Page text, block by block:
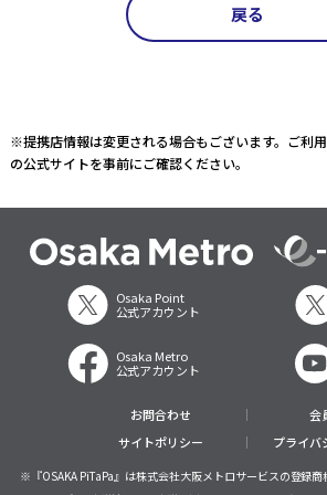
戻る
※提携店情報は変更される場合もございます。ご利
の公式サイトを事前にご確認ください。
Osaka Point
公式アカウント
Osaka Metro
公式アカウント
お問合わせ
会
サイトポリシー
プライバ
※『OSAKA PiTaPa』は株式会社大阪メトロサービスの登録商